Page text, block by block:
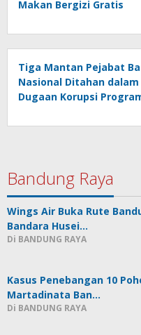
Makan Bergizi Gratis
Tiga Mantan Pejabat
Nasional Ditahan dalam
Dugaan Korupsi
Bandung Raya
Wings Air Buka Rute
Bandara Husei…
Di BANDUNG RAYA
Kasus Penebangan 10
Martadinata Ban…
Di BANDUNG RAYA